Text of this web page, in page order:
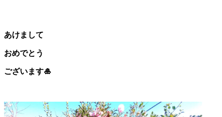
あけまして
おめでとう
ございます🎍